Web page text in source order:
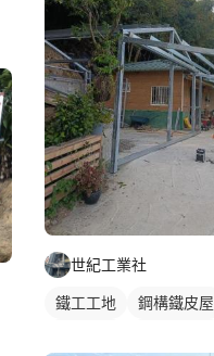
世紀工業社
鐵工工地
鋼構鐵皮屋